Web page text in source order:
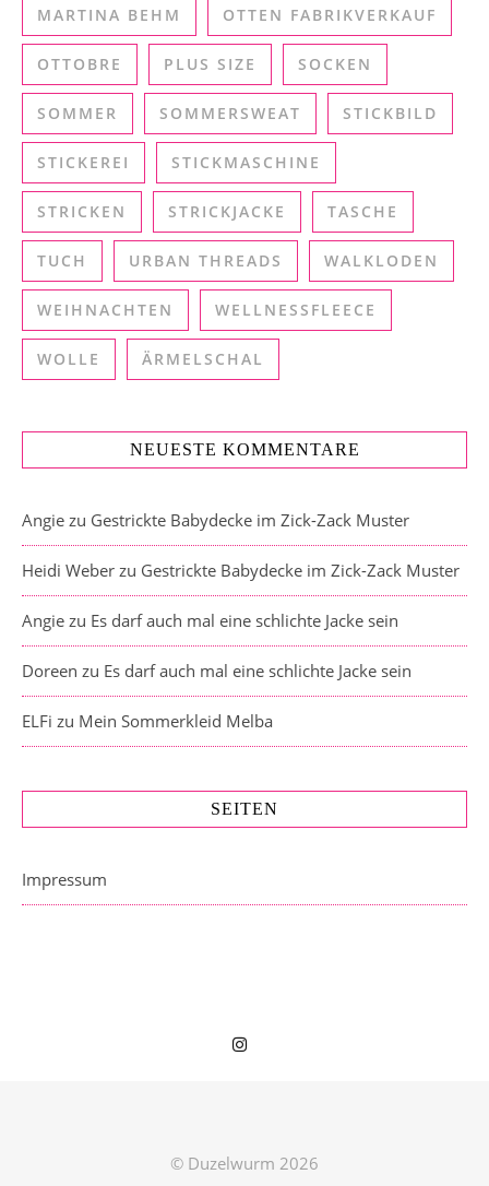
MARTINA BEHM OTTEN FABRIKVERKAUF
OTTOBRE PLUS SIZE SOCKEN
SOMMER SOMMERSWEAT STICKBILD
STICKEREI STICKMASCHINE
STRICKEN STRICKJACKE TASCHE
TUCH URBAN THREADS WALKLODEN
WEIHNACHTEN WELLNESSFLEECE
WOLLE ÄRMELSCHAL
NEUESTE KOMMENTARE
Angie zu Gestrickte Babydecke im Zick-Zack Muster
Heidi Weber zu Gestrickte Babydecke im Zick-Zack Muster
Angie zu Es darf auch mal eine schlichte Jacke sein
Doreen zu Es darf auch mal eine schlichte Jacke sein
ELFi zu Mein Sommerkleid Melba
SEITEN
Impressum
© Duzelwurm 2026